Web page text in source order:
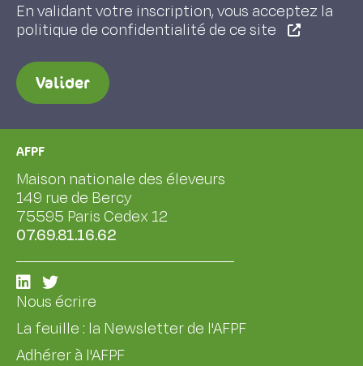
En validant votre inscription, vous acceptez la
politique de confidentialité de ce site
Valider
AFPF
Maison nationale des éleveurs
149 rue de Bercy
75595 Paris Cedex 12
07.69.81.16.62
Nous écrire
La feuille : la Newsletter de l'AFPF
Adhérer à l'AFPF